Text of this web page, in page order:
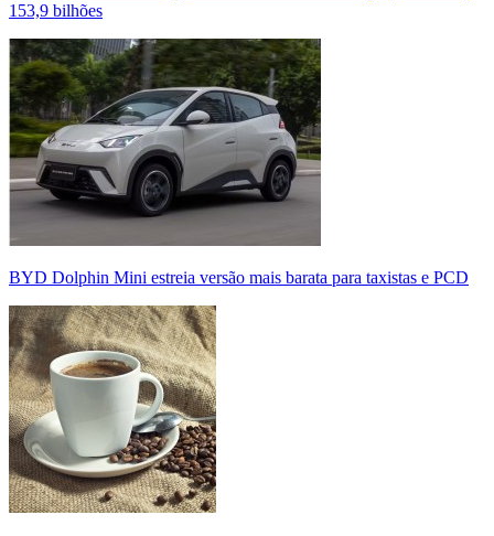
153,9 bilhões
BYD Dolphin Mini estreia versão mais barata para taxistas e PCD